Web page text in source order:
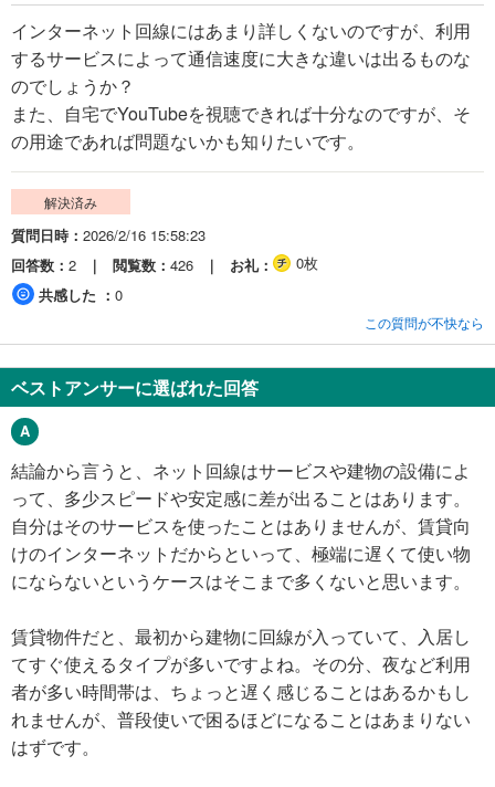
インターネット回線にはあまり詳しくないのですが、利用
するサービスによって通信速度に大きな違いは出るものな
のでしょうか？
また、自宅でYouTubeを視聴できれば十分なのですが、そ
の用途であれば問題ないかも知りたいです。
解決済み
質問日時
2026/2/16 15:58:23
回答数
2 閲覧数 426 お礼
0枚
共感した
0
この質問が不快なら
ベストアンサーに選ばれた回答
結論から言うと、ネット回線はサービスや建物の設備によ
って、多少スピードや安定感に差が出ることはあります。
自分はそのサービスを使ったことはありませんが、賃貸向
けのインターネットだからといって、極端に遅くて使い物
にならないというケースはそこまで多くないと思います。
賃貸物件だと、最初から建物に回線が入っていて、入居し
てすぐ使えるタイプが多いですよね。その分、夜など利用
者が多い時間帯は、ちょっと遅く感じることはあるかもし
れませんが、普段使いで困るほどになることはあまりない
はずです。